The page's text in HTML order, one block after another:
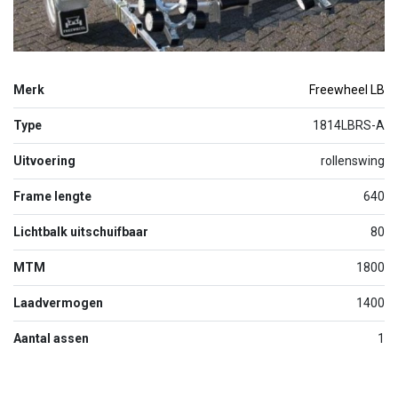
Merk Freewheel LB
Type 1814LBRS-A
Uitvoering rollenswing
Frame lengte 640
Lichtbalk uitschuifbaar 80
MTM 1800
Laadvermogen 1400
Aantal assen 1